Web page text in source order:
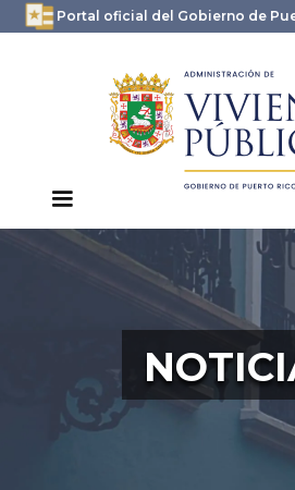
Portal oficial del Gobierno de
oficial.pr.gov